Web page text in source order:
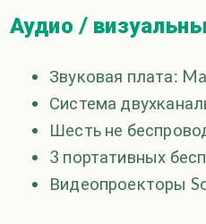
Аудио /
Звуковая плата:
Система
Шесть не
3 портативных
Видеопроекторы